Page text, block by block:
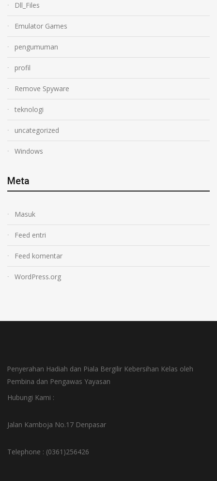
Dll_Files
Emulator Games
pengumuman
profil
Remove Spyware
teknologi
uncategorized
Windows
Meta
Masuk
Feed entri
Feed komentar
WordPress.org
Penyerahan Hadiah dan Piala Bergilir Kebersihan Kelas oleh
Pembina dan Pengawas Yayasan
Hubungi Kami :
Jalan Kamboja No.17 Denpasar
Telephone : (0361)256426